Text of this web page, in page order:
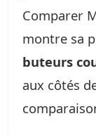
Comparer
montre sa
buteurs
aux côtés